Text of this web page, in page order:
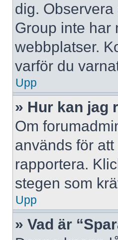
dig.
Group inte har
webbplatser.
varför du
Upp
» Hur kan jag
Om
används för
rapportera.
stegen som
Upp
» Vad är